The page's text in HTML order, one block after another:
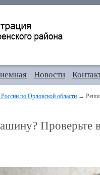
Новости
по Орловской области →
Проверьте